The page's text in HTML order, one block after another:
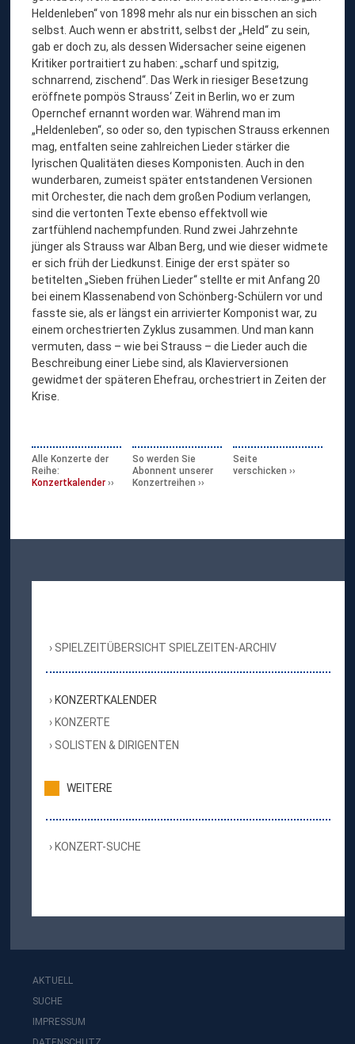
Heldenleben“ von 1898 mehr als nur ein bisschen an sich
selbst. Auch wenn er abstritt, selbst der „Held“ zu sein,
gab er doch zu, als dessen Widersacher seine eigenen
Kritiker portraitiert zu haben: „scharf und spitzig,
schnarrend, zischend“. Das Werk in riesiger Besetzung
eröffnete pompös Strauss‘ Zeit in Berlin, wo er zum
Opernchef ernannt worden war. Während man im
„Heldenleben“, so oder so, den typischen Strauss erkennen
mag, entfalten seine zahlreichen Lieder stärker die
lyrischen Qualitäten dieses Komponisten. Auch in den
wunderbaren, zumeist später entstandenen Versionen
mit Orchester, die nach dem großen Podium verlangen,
sind die vertonten Texte ebenso effektvoll wie
zartfühlend nachempfunden. Rund zwei Jahrzehnte
jünger als Strauss war Alban Berg, und wie dieser widmete
er sich früh der Liedkunst. Einige der erst später so
betitelten „Sieben frühen Lieder“ stellte er mit Anfang 20
bei einem Klassenabend von Schönberg-Schülern vor und
fasste sie, als er längst ein arrivierter Komponist war, zu
einem orchestrierten Zyklus zusammen. Und man kann
vermuten, dass – wie bei Strauss – die Lieder auch die
Beschreibung einer Liebe sind, als Klavierversionen
gewidmet der späteren Ehefrau, orchestriert in Zeiten der
Krise.
Alle Konzerte der
Reihe:
Konzertkalender
So werden Sie
Abonnent unserer
Konzertreihen
Seite
verschicken
SPIELZEITÜBERSICHT SPIELZEITEN-ARCHIV
KONZERTKALENDER
KONZERTE
SOLISTEN & DIRIGENTEN
WEITERE
KONZERT-SUCHE
AKTUELL
SUCHE
IMPRESSUM